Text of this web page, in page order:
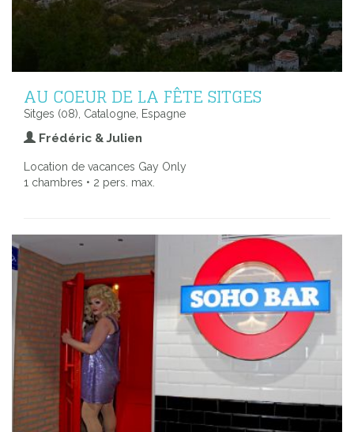
AU COEUR DE LA FÊTE SITGES
Sitges (08), Catalogne, Espagne
Frédéric & Julien
Location de vacances Gay Only
1 chambres • 2 pers. max.